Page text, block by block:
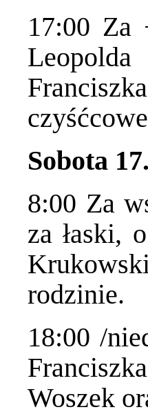
17:00 Za
Sobota
8:00 Za
za łaski,
rodzinie.
18:00 /
Woszek